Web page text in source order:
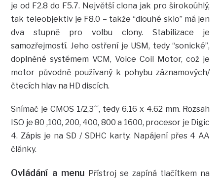
je od F2.8 do F5.7. Největší clona jak pro širokoúhlý,
tak teleobjektiv je F8.0 – takže “dlouhé sklo” má jen
dva stupně pro volbu clony. Stabilizace je
samozřejmostí. Jeho ostření je USM, tedy “sonické”,
doplněné systémem VCM, Voice Coil Motor, což je
motor původně používaný k pohybu záznamových/
čtecích hlav na HD discích.
Snímač je CMOS 1/2,3´´, tedy 6.16 x 4.62 mm. Rozsah
ISO je 80 ,100, 200, 400, 800 a 1600, procesor je Digic
4. Zápis je na SD / SDHC karty. Napájení přes 4 AA
články.
Ovládání a menu Přístroj se zapíná tlačítkem na